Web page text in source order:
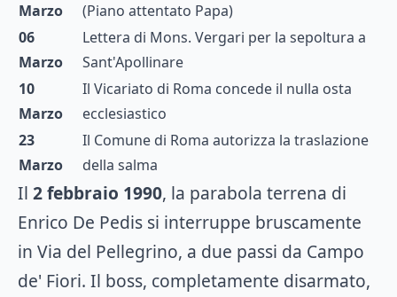
Marzo
(Piano attentato Papa)
06
Marzo
Lettera di Mons. Vergari per la sepoltura a
Sant'Apollinare
10
Marzo
Il Vicariato di Roma concede il nulla osta
ecclesiastico
23
Marzo
Il Comune di Roma autorizza la traslazione
della salma
Il 2 febbraio 1990, la parabola terrena di
Enrico De Pedis si interruppe bruscamente
in Via del Pellegrino, a due passi da Campo
de' Fiori. Il boss, completamente disarmato,